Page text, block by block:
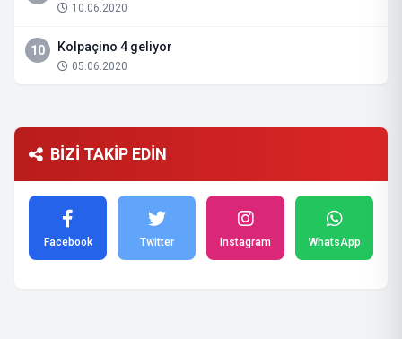
10.06.2020
10 Kolpaçino 4 geliyor
05.06.2020
BİZİ TAKİP EDİN
Facebook Twitter Instagram WhatsApp